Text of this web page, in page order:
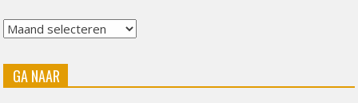
Blader
ons
GA NAAR